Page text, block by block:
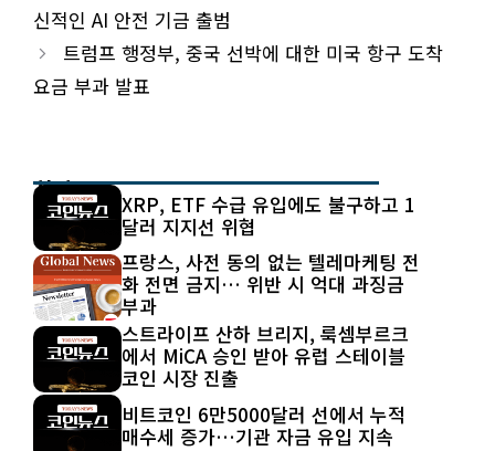
신적인 AI 안전 기금 출범
트럼프 행정부, 중국 선박에 대한 미국 항구 도착
요금 부과 발표
최신 글
XRP, ETF 수급 유입에도 불구하고 1
달러 지지선 위협
프랑스, 사전 동의 없는 텔레마케팅 전
화 전면 금지… 위반 시 억대 과징금
부과
스트라이프 산하 브리지, 룩셈부르크
에서 MiCA 승인 받아 유럽 스테이블
코인 시장 진출
비트코인 6만5000달러 선에서 누적
매수세 증가…기관 자금 유입 지속